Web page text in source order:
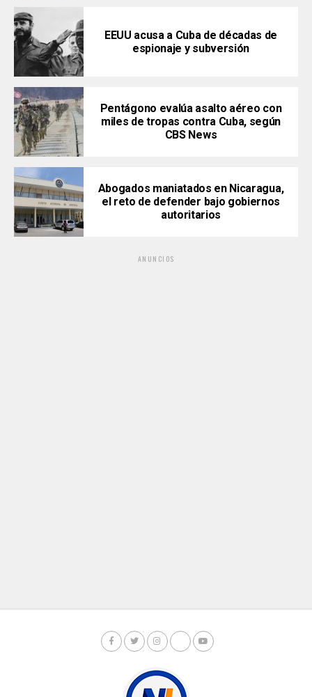
EEUU acusa a Cuba de décadas de
espionaje y subversión
Pentágono evalúa asalto aéreo con
miles de tropas contra Cuba, según
CBS News
Abogados maniatados en Nicaragua,
el reto de defender bajo gobiernos
autoritarios
ANUNCIOS